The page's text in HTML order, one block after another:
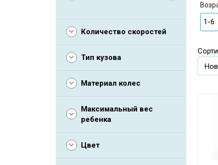
Количество скоростей
Тип кузова
Материал колес
Максимальный вес
ребенка
Цвет
1-6